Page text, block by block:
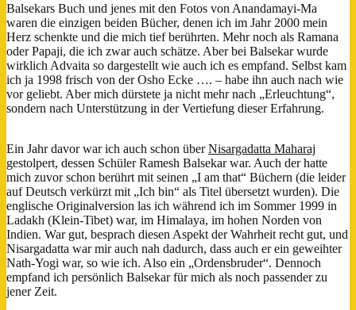
Balsekars Buch und jenes mit den Fotos von Anandamayi-Ma
waren die einzigen beiden Bücher, denen ich im Jahr 2000 mein
Herz schenkte und die mich tief berührten. Mehr noch als Ramana
oder Papaji, die ich zwar auch schätze. Aber bei Balsekar wurde
wirklich Advaita so dargestellt wie auch ich es empfand. Selbst kam
ich ja 1998 frisch von der Osho Ecke …. – habe ihn auch nach wie
vor geliebt. Aber mich dürstete ja nicht mehr nach „Erleuchtung“,
sondern nach Unterstützung in der Vertiefung dieser Erfahrung.
Ein Jahr davor war ich auch schon überNisargadatta Maharaj
gestolpert, dessen Schüler Ramesh Balsekar war. Auch der hatte
mich zuvor schon berührt mit seinen „I am that“ Büchern (die leider
auf Deutsch verkürzt mit „Ich bin“ als Titel übersetzt wurden). Die
englische Originalversion las ich während ich im Sommer 1999 in
Ladakh (Klein-Tibet) war, im Himalaya, im hohen Norden von
Indien. War gut, besprach diesen Aspekt der Wahrheit recht gut, und
Nisargadatta war mir auch nah dadurch, dass auch er ein geweihter
Nath-Yogi war, so wie ich. Also ein „Ordensbruder“. Dennoch
empfand ich persönlich Balsekar für mich als noch passender zu
jener Zeit.